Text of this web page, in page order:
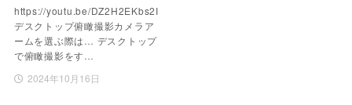
https://youtu.be/DZ2H2EKbs2I
デスクトップ俯瞰撮影カメラア
ームを選ぶ際は… デスクトップ
で俯瞰撮影をす…
2024年10月16日